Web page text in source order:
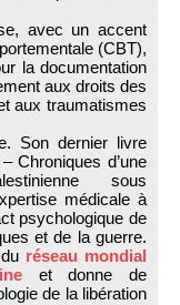
avec un accent
(CBT),
la documentation
aux droits des
aux traumatismes
Son dernier livre
– Chroniques d’une
sous
médicale à
psychologique de
et de la guerre.
réseau mondial
et donne de
de la libération